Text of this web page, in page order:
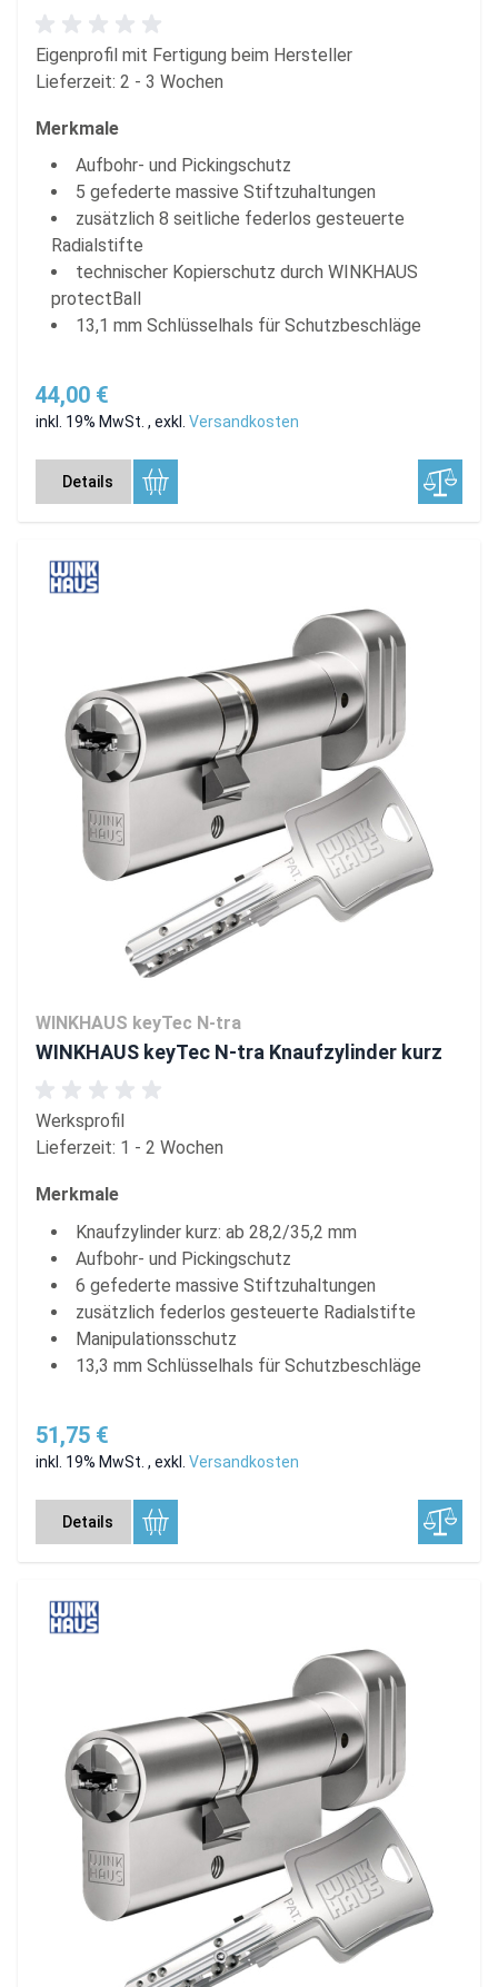
Eigenprofil mit Fertigung beim Hersteller
Lieferzeit: 2 - 3 Wochen
Merkmale
Aufbohr- und Pickingschutz
5 gefederte massive Stiftzuhaltungen
zusätzlich 8 seitliche federlos gesteuerte
Radialstifte
technischer Kopierschutz durch WINKHAUS
protectBall
13,1 mm Schlüsselhals für Schutzbeschläge
44,00 €
inkl. 19% MwSt. , exkl. Versandkosten
Details
WINKHAUS keyTec N-tra
WINKHAUS keyTec N-tra Knaufzylinder kurz
Werksprofil
Lieferzeit: 1 - 2 Wochen
Merkmale
Knaufzylinder kurz: ab 28,2/35,2 mm
Aufbohr- und Pickingschutz
6 gefederte massive Stiftzuhaltungen
zusätzlich federlos gesteuerte Radialstifte
Manipulationsschutz
13,3 mm Schlüsselhals für Schutzbeschläge
51,75 €
inkl. 19% MwSt. , exkl. Versandkosten
Details